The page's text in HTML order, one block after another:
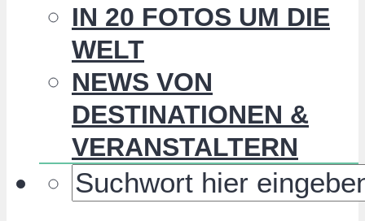
IN 20 FOTOS UM DIE
WELT
NEWS VON
DESTINATIONEN &
VERANSTALTERN